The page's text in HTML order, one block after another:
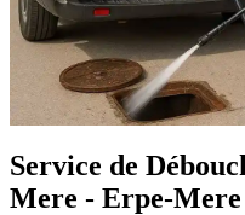
Service de
Mere - Erpe-Mere